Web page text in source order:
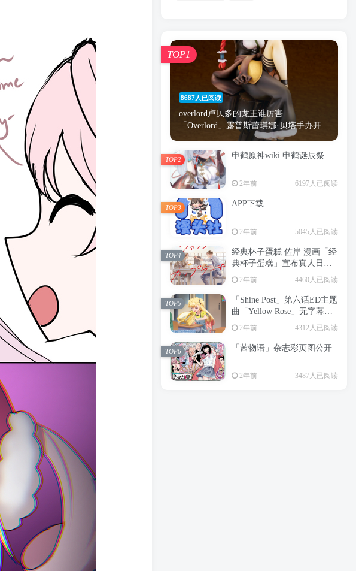
8687人已阅读
overlord卢贝多的龙王谁厉害
「Overlord」露普斯蕾琪娜·贝塔手办开...
TOP1
申鹤原神wiki 申鹤诞辰祭
2年前 6197人已阅读
TOP2
APP下载
2年前 5045人已阅读
TOP3
经典杯子蛋糕 佐岸 漫画「经
典杯子蛋糕」宣布真人日剧
化
2年前 4460人已阅读
TOP4
「Shine Post」第六话ED主题
曲「Yellow Rose」无字幕MV
公开
2年前 4312人已阅读
TOP5
「茜物语」杂志彩页图公开
2年前 3487人已阅读
TOP6